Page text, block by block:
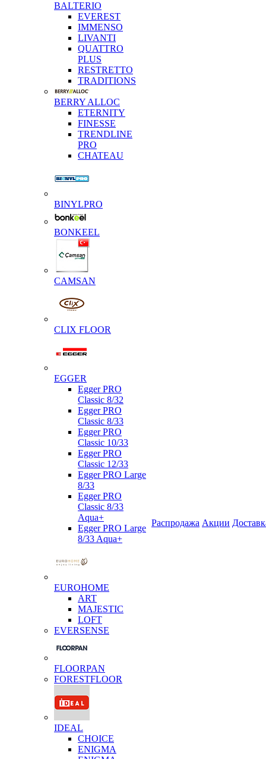
BALTERIO
EVEREST
IMMENSO
LIVANTI
QUATTRO
PLUS
RESTRETTO
TRADITIONS
BERRY ALLOC
ETERNITY
FINESSE
TRENDLINE
PRO
CHATEAU
BINYLPRO
BONKEEL
CAMSAN
CLIX FLOOR
EGGER
Egger PRO
Classic 8/32
Egger PRO
Classic 8/33
Egger PRO
Classic 10/33
Egger PRO
Classic 12/33
Egger PRO Large
8/33
Egger PRO
Classic 8/33
Aqua+
Egger PRO Large
8/33 Aqua+
EUROHOME
ART
MAJESTIC
LOFT
EVERSENSE
FLOORPAN
FORESTFLOOR
IDEAL
CHOICE
ENIGMA
Распродажа Акции